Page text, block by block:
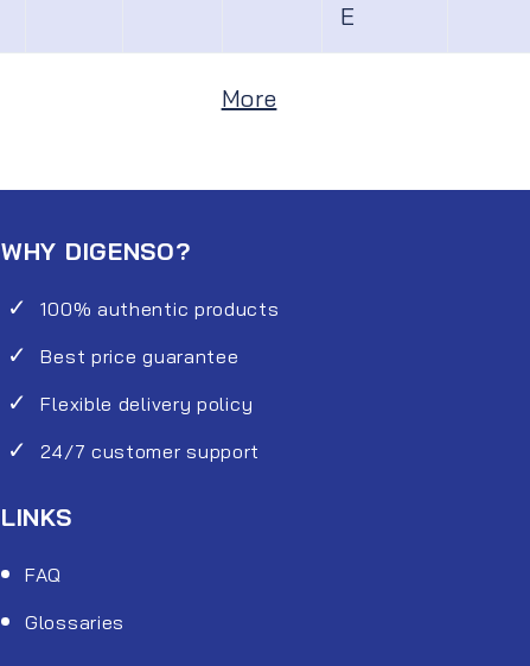
E
More
WHY DIGENSO?
100% authentic products
Best price guarantee
Flexible delivery policy
24/7 customer support
LINKS
FAQ
Glossaries